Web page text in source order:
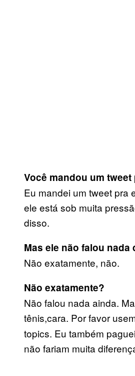
Você mandou um
Eu mandei um tweet pra
ele está sob muita
disso.
Mas ele não falou nada
Não exatamente, não.
Não exatamente?
Não falou nada ainda.
tênis,cara. Por favor
topics. Eu também
não fariam muita